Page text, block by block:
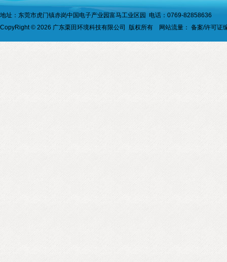
地址：东莞市虎门镇赤岗中国电子产业园富马工业区园 电话：0769-82858636
CopyRight © 2026 广东栗田环境科技有限公司 版权所有 网站流量： 备案/许可证